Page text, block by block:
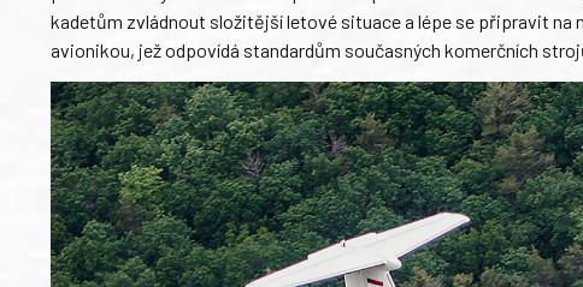
kadetům zvládnout složitější letové situace a lépe se připravit na
avionikou, jež odpovídá standardům současných komerčních